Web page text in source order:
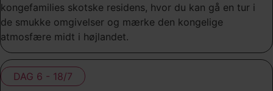
kongefamilies skotske residens, hvor du kan gå en tur i
de smukke omgivelser og mærke den kongelige
atmosfære midt i højlandet.
DAG 6 - 18/7